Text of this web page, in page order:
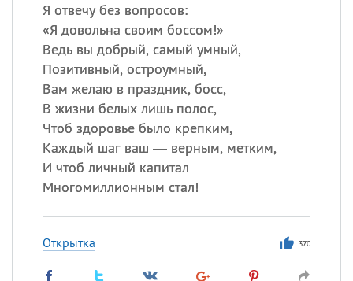
Я отвечу без вопросов:
«Я довольна своим боссом!»
Ведь вы добрый, самый умный,
Позитивный, остроумный,
Вам желаю в праздник, босс,
В жизни белых лишь полос,
Чтоб здоровье было крепким,
Каждый шаг ваш — верным, метким,
И чтоб личный капитал
Многомиллионным стал!
Открытка 370